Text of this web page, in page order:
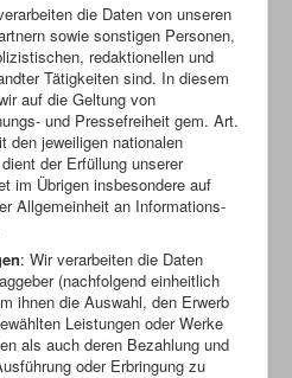
die Daten von unseren
sowie sonstigen Personen,
redaktionellen und
Tätigkeiten sind. In diesem
auf die Geltung von
und Pressefreiheit gem. Art.
den jeweiligen nationalen
der Erfüllung unserer
im Übrigen insbesondere auf
Allgemeinheit an Informations-
: Wir verarbeiten die Daten
(nachfolgend einheitlich
ihnen die Auswahl, den Erwerb
Leistungen oder Werke
als auch deren Bezahlung und
oder Erbringung zu